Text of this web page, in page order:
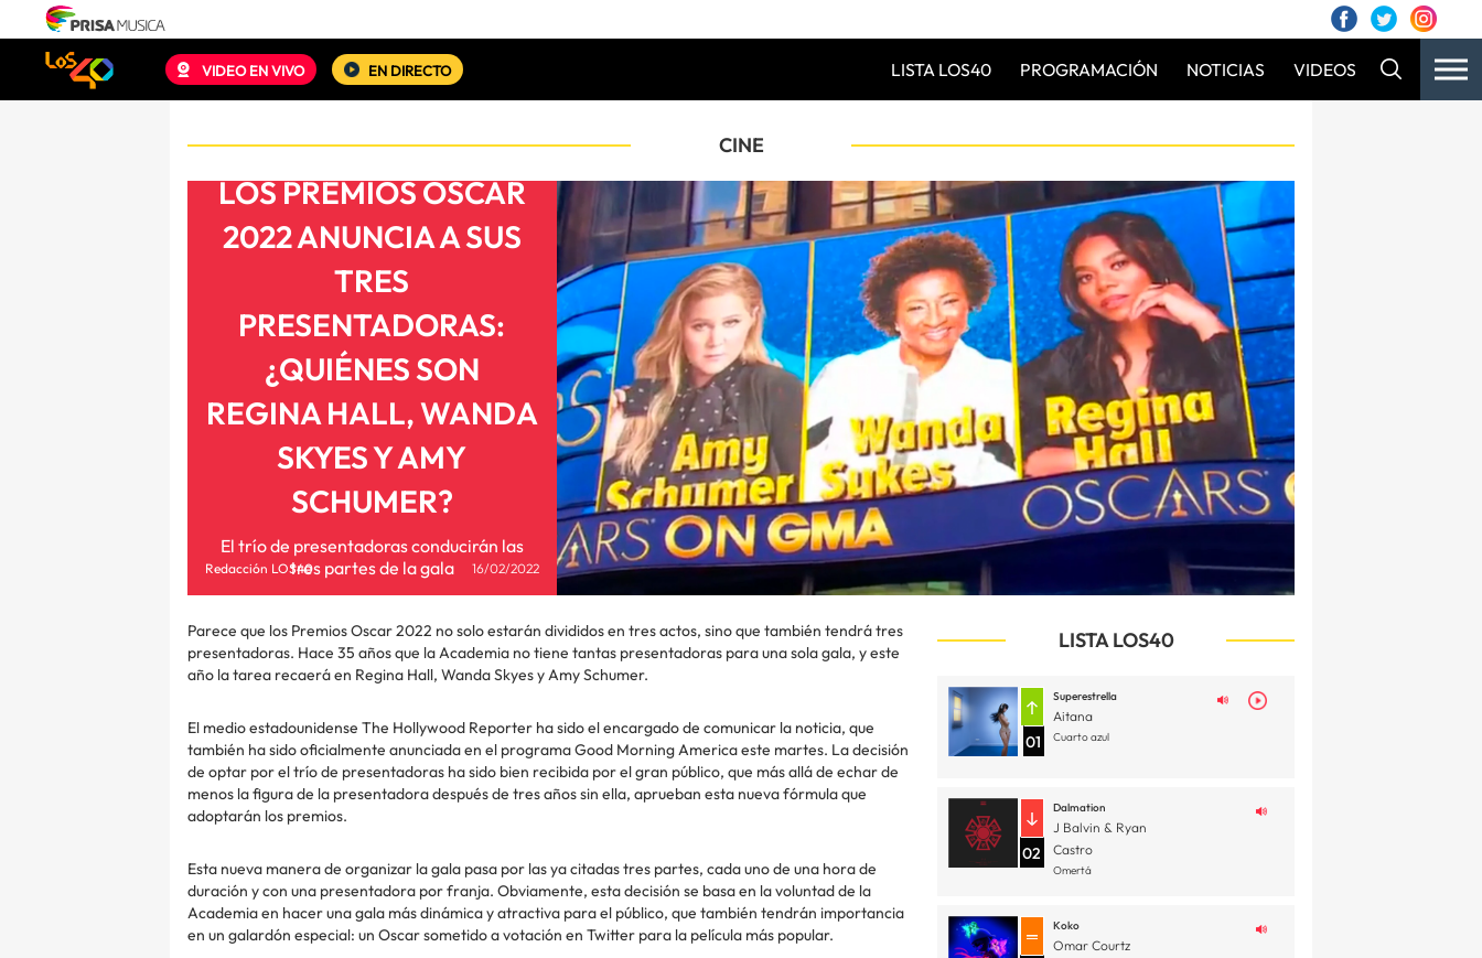
VIDEO EN VIVO EN DIRECTO LISTA LOS40 PROGRAMACIÓN NOTICIAS VIDEOS
CINE
LOS PREMIOS OSCAR
2022 ANUNCIA A SUS
TRES
PRESENTADORAS:
¿QUIÉNES SON
REGINA HALL, WANDA
SKYES Y AMY
SCHUMER?
El trío de presentadoras conducirán las
tres partes de la gala
Redacción LOS40 16/02/2022
Parece que los Premios Oscar 2022 no solo estarán divididos en tres actos, sino que también tendrá tres
presentadoras. Hace 35 años que la Academia no tiene tantas presentadoras para una sola gala, y este
año la tarea recaerá en Regina Hall, Wanda Skyes y Amy Schumer.
El medio estadounidense The Hollywood Reporter ha sido el encargado de comunicar la noticia, que
también ha sido oficialmente anunciada en el programa Good Morning America este martes. La decisión
de optar por el trío de presentadoras ha sido bien recibida por el gran público, que más allá de echar de
menos la figura de la presentadora después de tres años sin ella, aprueban esta nueva fórmula que
adoptarán los premios.
Esta nueva manera de organizar la gala pasa por las ya citadas tres partes, cada uno de una hora de
duración y con una presentadora por franja. Obviamente, esta decisión se basa en la voluntad de la
Academia en hacer una gala más dinámica y atractiva para el público, que también tendrán importancia
en un galardón especial: un Oscar sometido a votación en Twitter para la película más popular.
LISTA LOS40
01
Superestrella
Aitana
Cuarto azul
02
Dalmation
J Balvin & Ryan
Castro
Omertá
Koko
Omar Courtz